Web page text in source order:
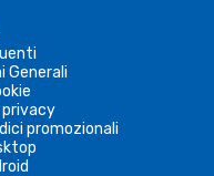
Generali
promozionali